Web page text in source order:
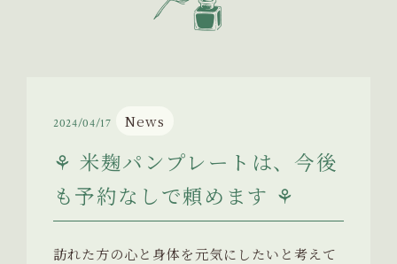
2024/04/17 News
⚘ 米麹パンプレートは、今後
も予約なしで頼めます ⚘
訪れた方の心と身体を元気にしたいと考えて